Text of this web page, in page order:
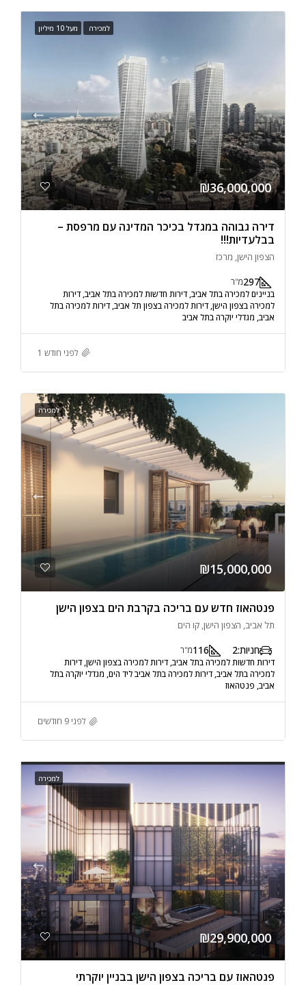
למכירה מעל 10 מיליון
₪36,000,000
דירה גבוהה במגדל בכיכר המדינה עם מרפסת –
בבלעדיות!!!
הצפון הישן, מרכז
297מ"ר
בניינים למכירה בתל אביב, דירות חדשות למכירה בתל אביב, דירות
למכירה בצפון הישן, דירות למכירה בצפון תל אביב, דירות למכירה בתל
אביב, מגדלי יוקרה בתל אביב
לפני חודש 1
למכירה
₪15,000,000
פנטהאוז חדש עם בריכה בקרבת הים בצפון הישן
תל אביב, הצפון הישן, קו הים
חניות:2
116מ"ר
דירות חדשות למכירה בתל אביב, דירות למכירה בצפון הישן, דירות
למכירה בתל אביב, דירות למכירה בתל אביב ליד הים, מגדלי יוקרה בתל
אביב, פנטהאוז
לפני 9 חודשים
למכירה
₪29,900,000
פנטהאוז עם בריכה בצפון הישן בבניין יוקרתי